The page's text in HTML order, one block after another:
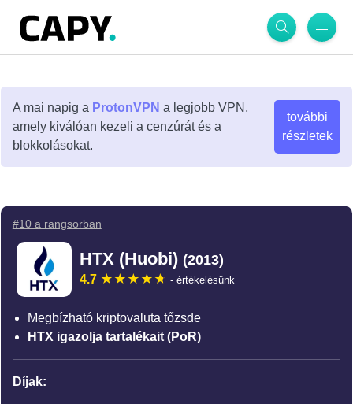
A mai napig a ProtonVPN a legjobb VPN,
amely kiválóan kezeli a cenzúrát és a
blokkolásokat.
további
részletek
#10 a rangsorban
HTX (Huobi) (2013)
4.7 - értékelésünk
Megbízható kriptovaluta tőzsde
HTX igazolja tartalékait (PoR)
Díjak: